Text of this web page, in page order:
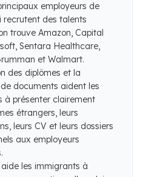
employeurs de
recrutent des talents
trouve Amazon, Capital
Sentara Healthcare,
et Walmart.
des diplômes et la
documents aident les
à présenter clairement
étrangers, leurs
leurs CV et leurs dossiers
aux employeurs
les immigrants à